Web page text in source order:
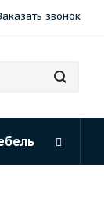
звонок